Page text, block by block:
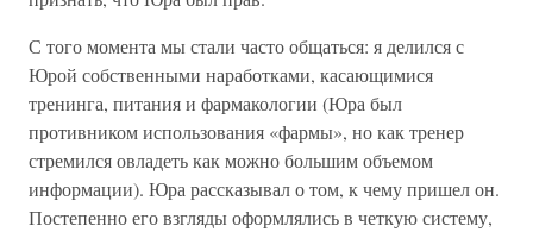
С того момента мы стали часто общаться: я делился с
Юрой собственными наработками, касающимися
тренинга, питания и фармакологии (Юра был
противником использования «фармы», но как тренер
стремился овладеть как можно большим объемом
информации). Юра рассказывал о том, к чему пришел он.
Постепенно его взгляды оформлялись в четкую систему,